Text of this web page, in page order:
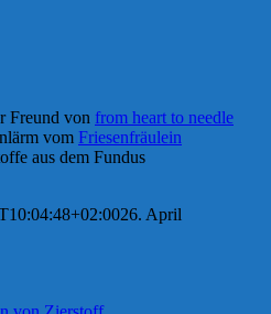
Freund von from heart to needle
vom Friesenfräulein
aus dem Fundus
26. April